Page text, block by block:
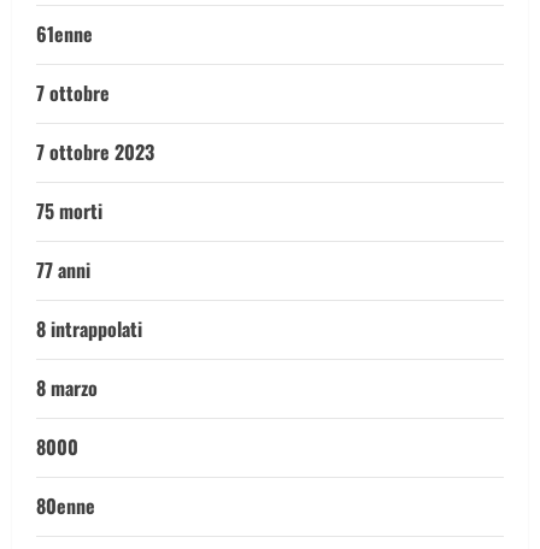
61enne
7 ottobre
7 ottobre 2023
75 morti
77 anni
8 intrappolati
8 marzo
8000
80enne